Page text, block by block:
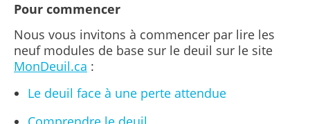
Pour commencer
Nous vous invitons à commencer par lire les
neuf modules de base sur le deuil sur le site
MonDeuil.ca :
Le deuil face à une perte attendue